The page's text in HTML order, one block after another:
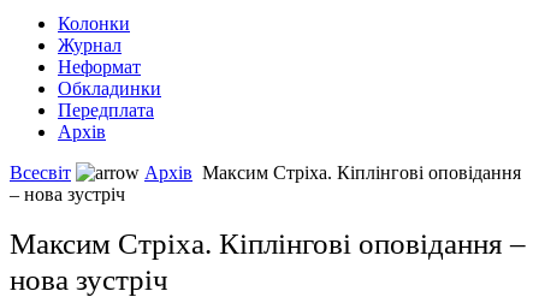
Колонки
Журнал
Неформат
Обкладинки
Передплата
Архів
Всесвіт
Архів Максим Стріха. Кіплінгові оповідання
– нова зустріч
Максим Стріха. Кіплінгові оповідання –
нова зустріч